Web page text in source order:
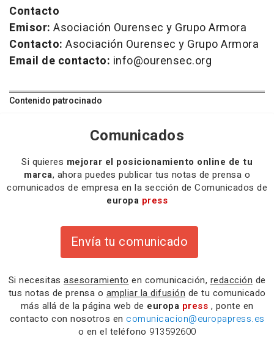
Contacto
Emisor: Asociación Ourensec y Grupo Armora
Contacto: Asociación Ourensec y Grupo Armora
Email de contacto: info@ourensec.org
Contenido patrocinado
Comunicados
Si quieres mejorar el posicionamiento online de tu
marca, ahora puedes publicar tus notas de prensa o
comunicados de empresa en la sección de Comunicados de
europa press
Envía tu comunicado
Si necesitas asesoramiento en comunicación, redacción de
tus notas de prensa o ampliar la difusión de tu comunicado
más allá de la página web de europa press , ponte en
contacto con nosotros en comunicacion@europapress.es
o en el teléfono 913592600